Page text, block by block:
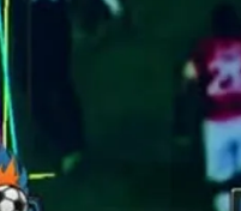
de agosto de 2017, 02:47